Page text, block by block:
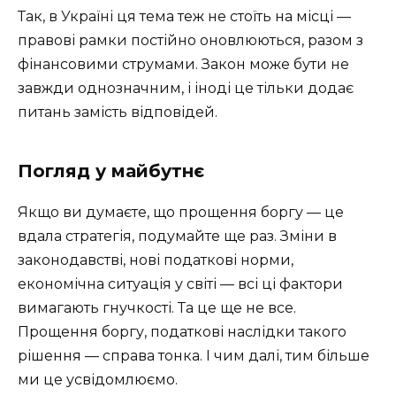
Так, в Україні ця тема теж не стоїть на місці —
правові рамки постійно оновлюються, разом з
фінансовими струмами. Закон може бути не
завжди однозначним, і іноді це тільки додає
питань замість відповідей.
Погляд у майбутнє
Якщо ви думаєте, що прощення боргу — це
вдала стратегія, подумайте ще раз. Зміни в
законодавстві, нові податкові норми,
економічна ситуація у світі — всі ці фактори
вимагають гнучкості. Та це ще не все.
Прощення боргу, податкові наслідки такого
рішення — справа тонка. І чим далі, тим більше
ми це усвідомлюємо.